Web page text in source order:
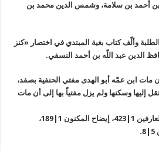
أحمد بن سلامة، وشمس الدين محمد بن
وألّف كتاب بغية المبتدي في اختصار «كنز
الدين عبد اللّه بن أحمد النسفي.
مات ابن عمّه أبو الهدى مفتي الحنفية بصفد،
إليها وسكنها ولم يزل مفتياً بها إلى أن مات
(1)خلاصة الاَثر 2|238، هدية العارفين 1|423، إيضاح المكنون 1|189،